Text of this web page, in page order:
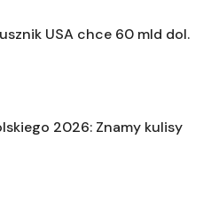
USA chce 60 mld dol.
2026: Znamy kulisy